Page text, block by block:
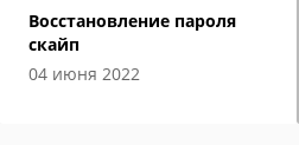
Восстановление пароля
скайп
04 июня 2022